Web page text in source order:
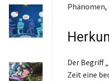
Der Begriff
Zeit eine